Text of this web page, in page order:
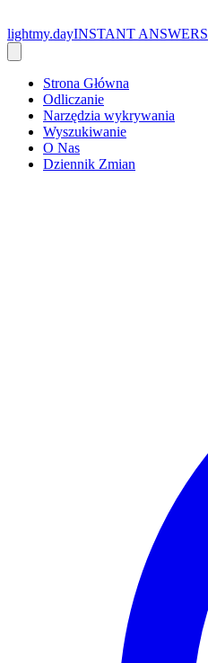
lightmy.dayINSTANT ANSWERS
Strona Główna
Odliczanie
Narzędzia wykrywania
Wyszukiwanie
O Nas
Dziennik Zmian